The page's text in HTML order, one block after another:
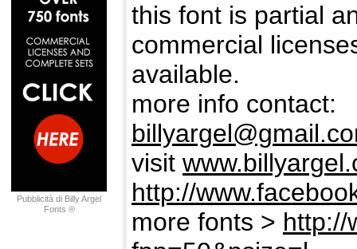
Pubblicità di Billy Argel
Fonts ®
this font is partial
commercial
available.
more info contact:
visit
http://
more fonts > http://